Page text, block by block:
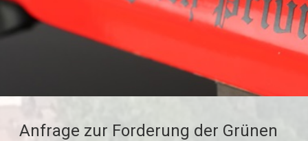
Anfrage zur Forderung der Grünen